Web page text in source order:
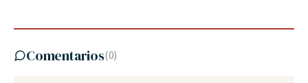
Comentarios(0)